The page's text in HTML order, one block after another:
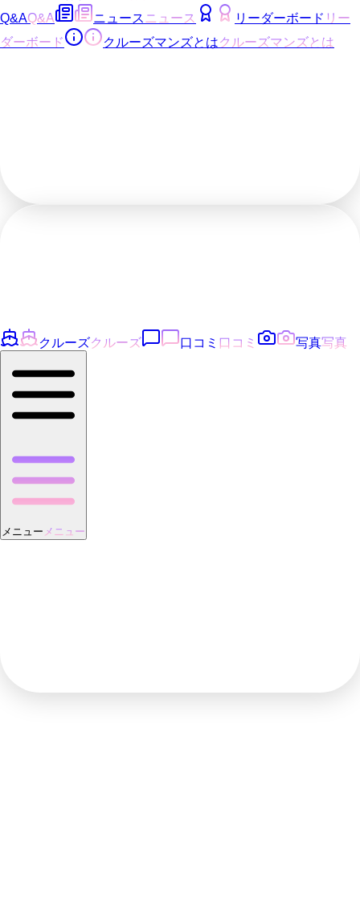
Q&AQ&A ニュース ニュース リーダーボード リー
ダーボード
クルーズマンズとはクルーズマンズとは
クルーズクルーズ 口コミ 口コミ 写真写真
メニュー メニュー